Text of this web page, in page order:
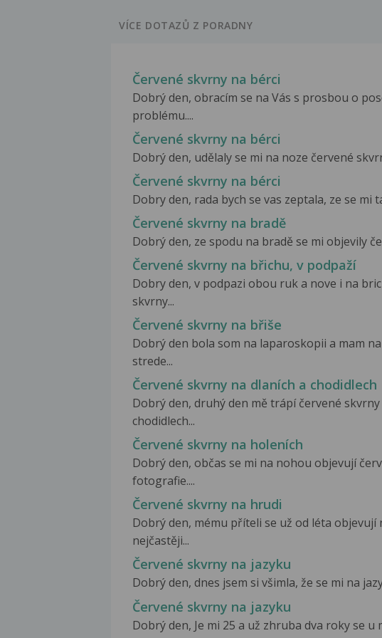
VÍCE DOTAZŮ Z PORADNY
Červené skvrny na bérci
Dobrý den, obracím se na Vás s prosbou o
problému....
Červené skvrny na bérci
Dobrý den, udělaly se mi na noze červené
Červené skvrny na bérci
Dobry den, rada bych se vas zeptala, ze se mi
Červené skvrny na bradě
Dobrý den, ze spodu na bradě se mi objevily
Červené skvrny na břichu, v podpaží
Dobry den, v podpazi obou ruk a nove i na
skvrny...
Červené skvrny na břiše
Dobrý den bola som na laparoskopii a mam
strede...
Červené skvrny na dlaních a chodidlech
Dobrý den, druhý den mě trápí červené
chodidlech...
Červené skvrny na holeních
Dobrý den, občas se mi na nohou objevují
fotografie....
Červené skvrny na hrudi
Dobrý den, mému příteli se už od léta objevují
nejčastěji...
Červené skvrny na jazyku
Dobrý den, dnes jsem si všimla, že se mi na
Červené skvrny na jazyku
Dobrý den, Je mi 25 a už zhruba dva roky se u